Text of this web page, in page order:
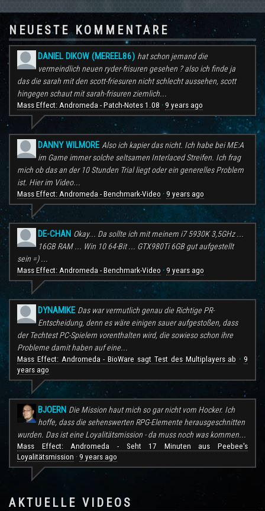
NEUESTE KOMMENTARE
DANIEL DIKOW (MEREEL86) hat schon jemand die
vermeindlich neuen ryder-frisuren gesehen ? also ich finde ja
das die sarah mit den scott-friesuren nicht schlecht aussehen, scott
hingegen schaut mit sarah-frisuren ziemlich...
Mass Effect: Andromeda - Patch-Notes 1.08 · 9 years ago
DANNY WILMORE Also ich kapier das nicht. Ich habe bei ME:A
im Game immer solche seltsamen Interlaced Streifen. Ich frag
mich ob das an der 10 Stunden Trial liegt oder ein generelles Problem
ist. Hier im Video...
Mass Effect: Andromeda - Benchmark-Video · 9 years ago
DE-CHAN Okay... Da sollte ich mit meinem i7 5930K 3,5GHz ...
16GB RAM ... Win 10 64-Bit ... GTX980Ti 6GB gut aufgestellt
sein =) ...
Mass Effect: Andromeda - Benchmark-Video · 9 years ago
DYNAMIKE Das war vermutlich genau die Richtige PR-
Entscheidung, denn es wäre einigen sauer aufgestoßen, dass
der Techtest PC-Spielern vorenthalten wird, die sowieso schon ihre
Probleme damit haben auf eine...
Mass Effect: Andromeda - BioWare sagt Test des Multiplayers ab ·9
years ago
BJOERN Die Mission haut mich so gar nicht vom Hocker. Ich
hoffe, dass die sehenswerten RPG-Elemente herausgeschnitten
wurden. Das ist eine Loyalitätsmission - da muss noch was kommen...
Mass Effect: Andromeda - Seht 17 Minuten aus Peebee's
Loyalitätsmission · 9 years ago
AKTUELLE VIDEOS